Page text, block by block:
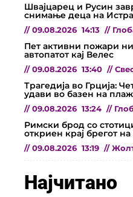
Швајцарец и Русин
снимање деца на Истра
// 09.08.2026 14:13 //
Пет активни пожари
автопатот кај Велес
// 09.08.2026 13:40 //
Трагедија во Грција:
удави во базен на
// 09.08.2026 13:24 //
Римски брод со
откриен крај брегот
// 09.08.2026 13:19 //
Најчитано